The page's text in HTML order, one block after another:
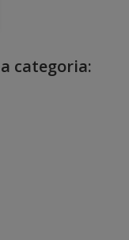
categoria: